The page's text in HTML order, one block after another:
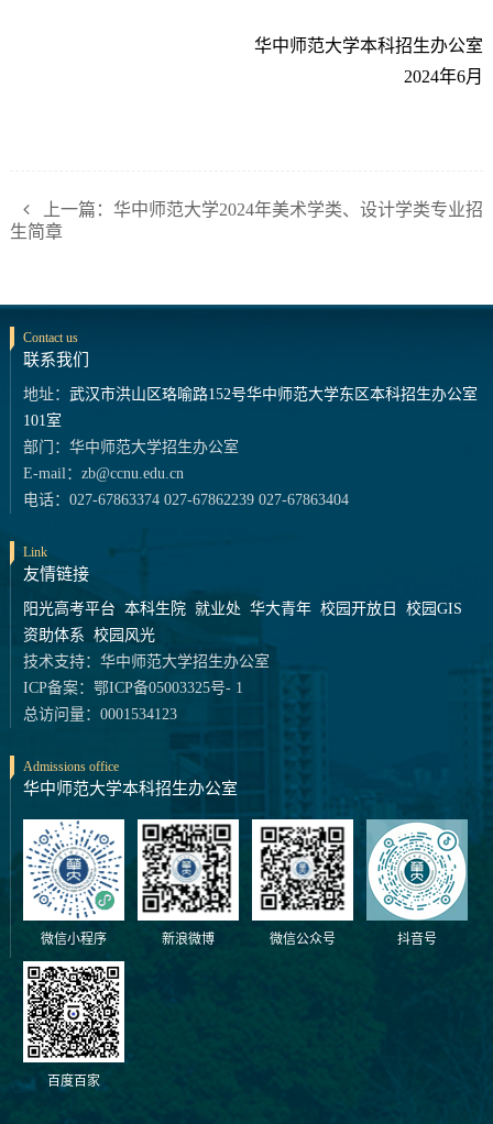
华中师范大学本科招生办公室
2024年6月
上一篇：华中师范大学2024年美术学类、设计学类专业招
生简章
Contact us
联系我们
地址： 武汉市洪山区珞喻路152号华中师范大学东区本科招生办公室
101室
部门：华中师范大学招生办公室
E-mail：zb@ccnu.edu.cn
电话：027-67863374 027-67862239 027-67863404
Link
友情链接
阳光高考平台 本科生院 就业处 华大青年 校园开放日
校园GIS
资助体系 校园风光
技术支持：华中师范大学招生办公室
ICP备案：鄂ICP备05003325号- 1
总访问量：0001534123
Admissions office
华中师范大学本科招生办公室
微信小程序 新浪微博 微信公众号 抖音号
百度百家